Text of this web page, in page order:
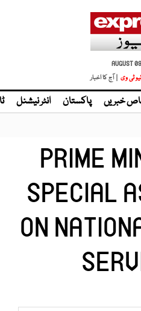
AUGUST
ٹی وی | آج کا اخبار
خبریں پاکستان انٹر نیشنل
PRIME
SPECIAL
ON